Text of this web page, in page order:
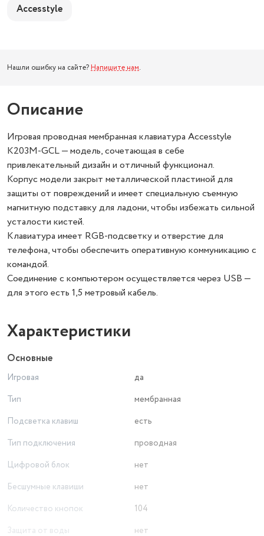
Accesstyle
Нашли ошибку на сайте? Напишите нам.
Описание
Игровая проводная мембранная клавиатура Accesstyle
K203M-GCL — модель, сочетающая в себе
привлекательный дизайн и отличный функционал.
Корпус модели закрыт металлической пластиной для
защиты от повреждений и имеет специальную съемную
магнитную подставку для ладони, чтобы избежать сильной
усталости кистей.
Клавиатура имеет RGB-подсветку и отверстие для
телефона, чтобы обеспечить оперативную коммуникацию с
командой.
Соединение с компьютером осуществляется через USB —
для этого есть 1,5 метровый кабель.
Характеристики
Основные
Игровая
да
Тип
мембранная
Подсветка клавиш
есть
Тип подключения
проводная
Цифровой блок
нет
Бесшумные клавиши
нет
Количество кнопок
104
Защита от воды
нет